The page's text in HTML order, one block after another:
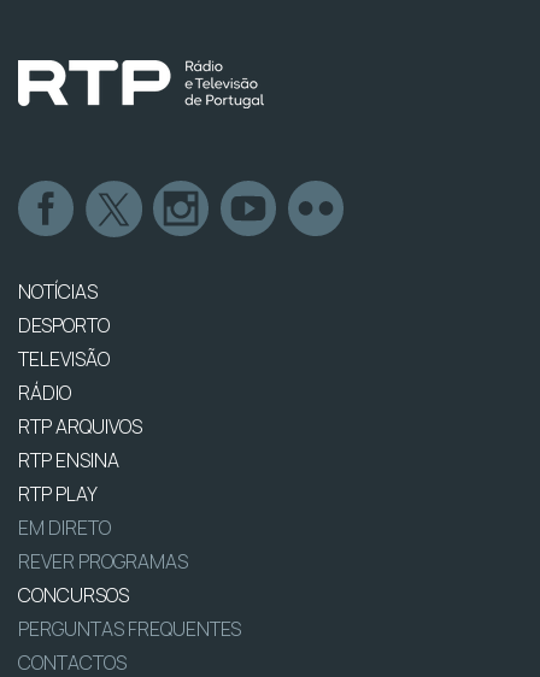
NOTÍCIAS
DESPORTO
TELEVISÃO
RÁDIO
RTP ARQUIVOS
RTP ENSINA
RTP PLAY
EM DIRETO
REVER PROGRAMAS
CONCURSOS
PERGUNTAS FREQUENTES
CONTACTOS